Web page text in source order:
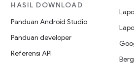
HASIL DOWNLOAD
Panduan Android Studio
Panduan developer
Referensi API